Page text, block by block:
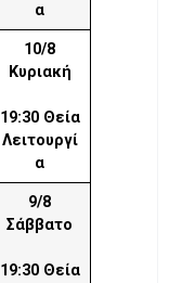
α
10/8
Κυριακή
19:30 Θεία
Λειτουργί
α
9/8
Σάββατο
19:30 Θεία